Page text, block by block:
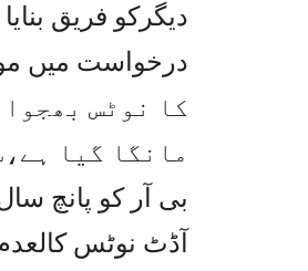
دیگرکو فریق
کا نوٹس
بی آر کو پانچ
آڈٹ نوٹس